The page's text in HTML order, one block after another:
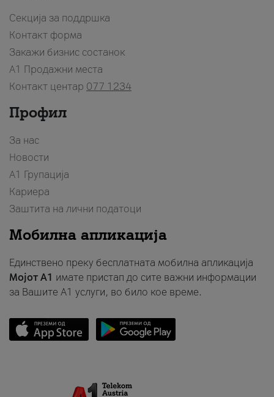
Секција за поддршка
Контакт форма
Закажи бизнис состанок
A1 Продажни места
Контакт центар 077 1234
Профил
За нас
Новости
А1 Групација
Кариера
Заштита на лични податоци
Мобилна апликација
Единствено преку бесплатната мобилна апликација
Мојот A1 имате пристап до сите важни информации
за Вашите A1 услуги, во било кое време.